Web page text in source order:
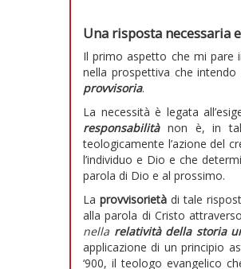
Una risposta necessaria
Il primo aspetto che mi pare
nella prospettiva che
provvisoria.
La necessità è legata
responsabilitànon è, in
teologicamente l’azione del
l’individuo e Dio e che
parola di Dio e al prossimo.
Laprovvisorietà di tale
alla parola di Cristo
nella relatività della storia
applicazione di un principio
‘900, il teologo evangelico